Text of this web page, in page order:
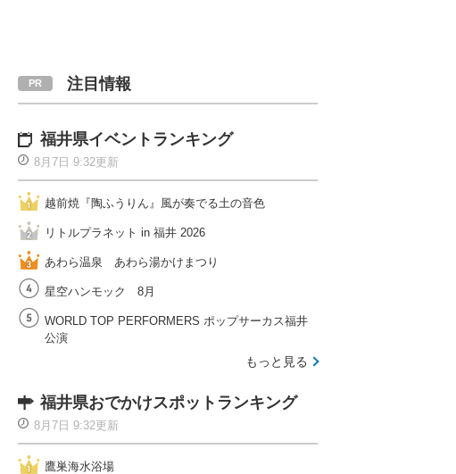
注目情報
福井県イベントランキング
8月7日 9:32更新
越前焼『陶ふうりん』風が奏でる土の音色
リトルプラネット in 福井 2026
あわら温泉 あわら湯かけまつり
星空ハンモック 8月
WORLD TOP PERFORMERS ポップサーカス福井
公演
もっと見る
福井県おでかけスポットランキング
8月7日 9:32更新
鷹巣海水浴場